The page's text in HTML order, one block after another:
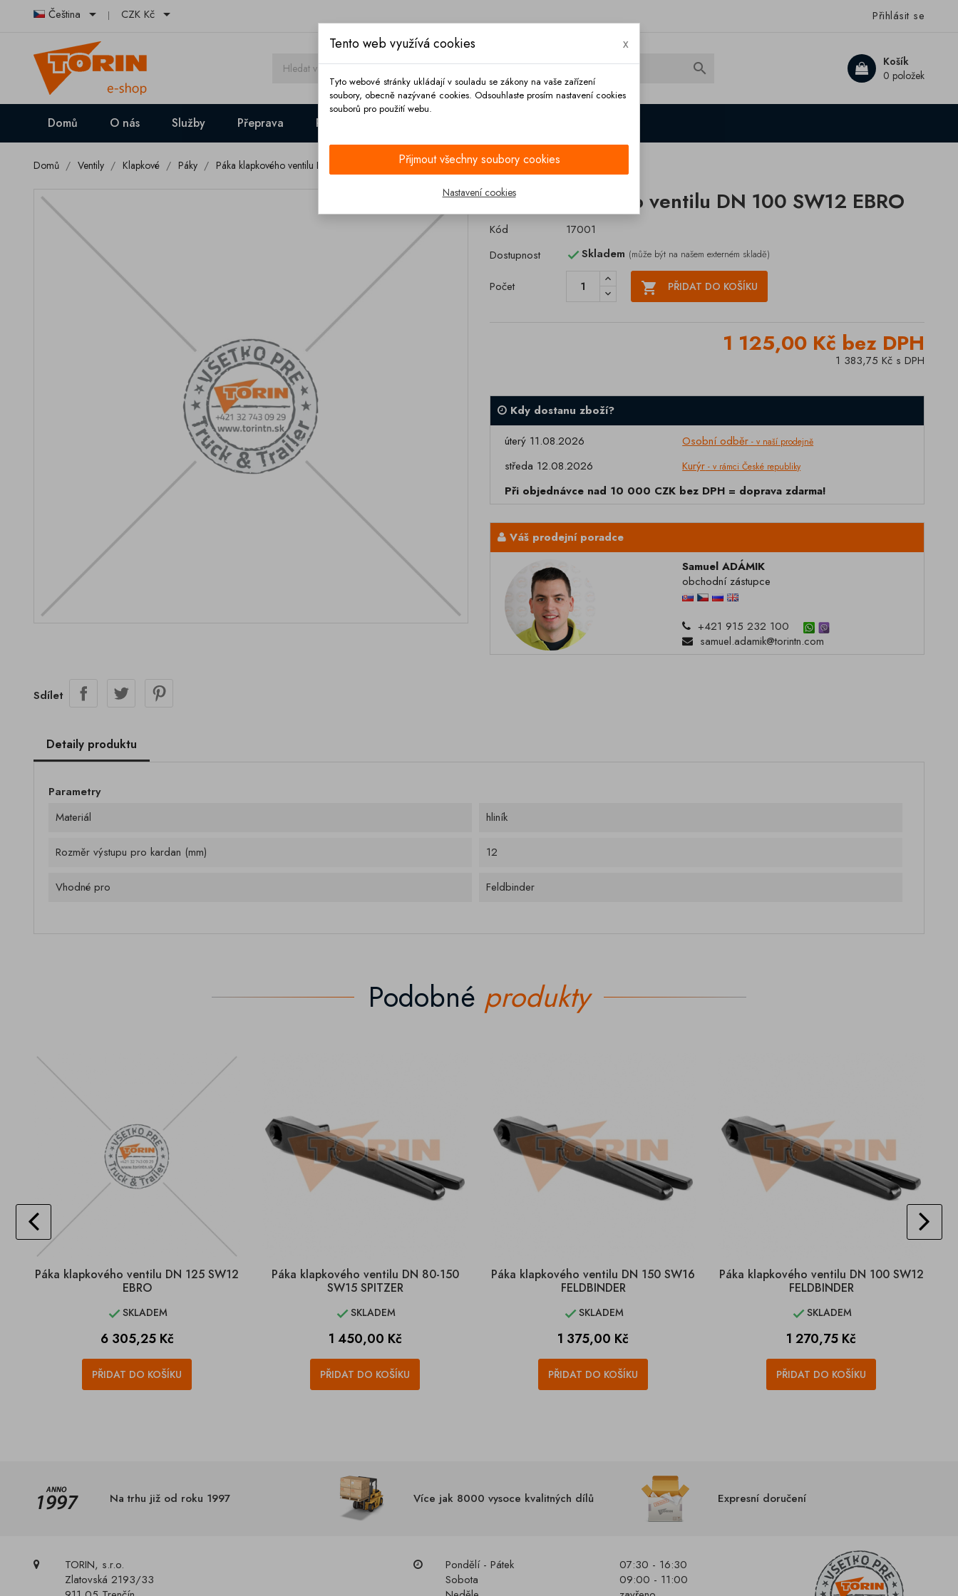
Čeština  CZK Kč  Přihlásit se
Košík
0 položek

Domů O nás Služby Přeprava Platba
Domů Ventily Klapkové Páky Páka klapkového ventilu DN 100 SW12 EBRO
Páka klapkového ventilu DN 100 SW12 EBRO
Kód
17001
Dostupnost
Skladem (může být na našem externém skladě)
Počet  PŘIDAT DO KOŠÍKU
1 125,00 Kč bez DPH
1 383,75 Kč s DPH
Kdy dostanu zboží?
úterý 11.08.2026
Osobní odběr - v naší prodejně
středa 12.08.2026 Kurýr - v rámci České republiky
Při objednávce nad 10 000 CZK bez DPH = doprava zdarma!
Váš prodejní poradce
Samuel ADÁMIK
obchodní zástupce
+421 915 232 100
samuel.adamik@torintn.com
Sdílet
Detaily produktu
Parametry
Materiál
hliník
Rozměr výstupu pro kardan (mm) 12
Vhodné pro Feldbinder
Podobné produkty
Páka klapkového ventilu DN 125 SW12
EBRO
SKLADEM
Cena
6 305,25 Kč
PŘIDAT DO KOŠÍKU
Páka klapkového ventilu DN 80-150
SW15 SPITZER
SKLADEM
Cena
1 450,00 Kč
PŘIDAT DO KOŠÍKU
Páka klapkového ventilu DN 150 SW16
FELDBINDER
SKLADEM
Cena
1 375,00 Kč
PŘIDAT DO KOŠÍKU
Páka klapkového ventilu DN 100 SW12
FELDBINDER
SKLADEM
Cena
1 270,75 Kč
PŘIDAT DO KOŠÍKU
Na trhu již od roku 1997 Více jak 8000 vysoce kvalitných dílů Expresní doručení
TORIN, s.r.o.
Zlatovská 2193/33
Pondělí - Pátek
07:30 - 16:30
Sobota
09:00 - 11:00
Tento web využívá cookies x
Tyto webové stránky ukládají v souladu se zákony na vaše zařízení
soubory, obecně nazývané cookies. Odsouhlaste prosím nastavení cookies
souborů pro použití webu.
Přijmout všechny soubory cookies
Nastavení cookies